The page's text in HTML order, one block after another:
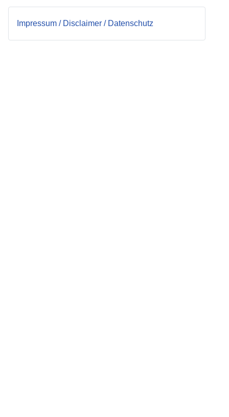
Impressum / Disclaimer / Datenschutz